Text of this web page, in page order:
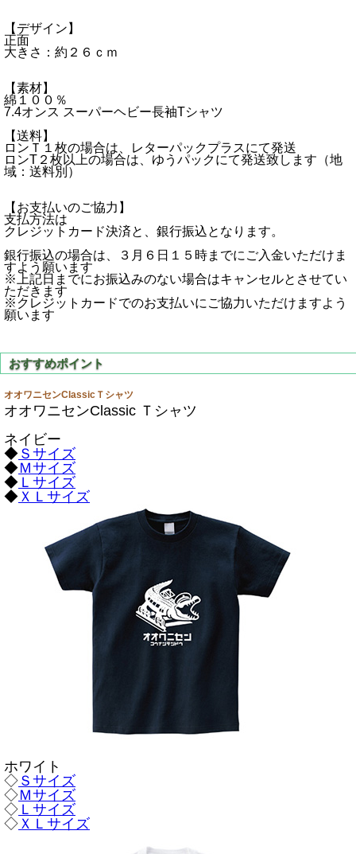
【デザイン】
正面
大きさ：約２６ｃｍ
【素材】
綿１００％
7.4オンス スーパーヘビー長袖Tシャツ
【送料】
ロンＴ１枚の場合は、レターパックプラスにて発送
ロンT２枚以上の場合は、ゆうパックにて発送致します（地
域：送料別）
【お支払いのご協力】
支払方法は
クレジットカード決済と、銀行振込となります。
銀行振込の場合は、３月６日１５時までにご入金いただけま
すよう願います
※上記日までにお振込みのない場合はキャンセルとさせてい
ただきます
※クレジットカードでのお支払いにご協力いただけますよう
願います
オオワニセンClassicＴシャツ
オオワニセンClassic Ｔシャツ
ネイビー
◆ Ｓサイズ
◆Ｍサイズ
◆ Ｌサイズ
◆ ＸＬサイズ
ホワイト
◇ Ｓサイズ
◇Ｍサイズ
◇ Ｌサイズ
◇ ＸＬサイズ